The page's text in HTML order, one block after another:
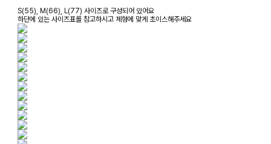
S(55), M(66), L(77) 사이즈로 구성되어 있어요
하단에 있는 사이즈표를 참고하시고 체형에 맞게 초이스해주세요